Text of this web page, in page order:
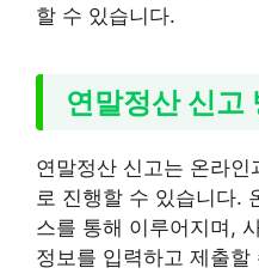
할 수 있습니다.
연말정산 신고
연말정산 신고는 온라
로 진행할 수 있습니다.
스를 통해 이루어지며,
정보를 입력하고 제출